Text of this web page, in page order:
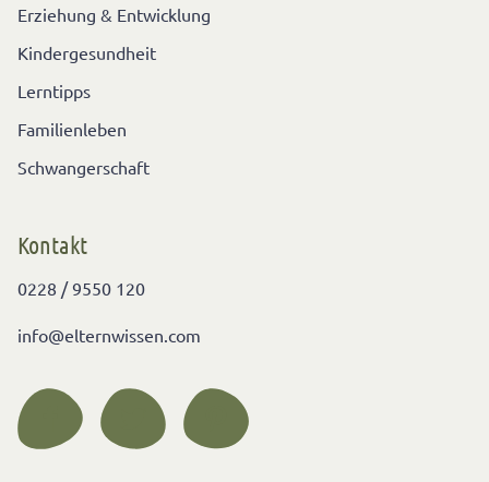
Erziehung & Entwicklung
Kindergesundheit
Lerntipps
Familienleben
Schwangerschaft
Kontakt
0228 / 9550 120
info@elternwissen.com